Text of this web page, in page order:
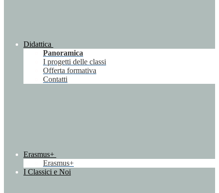
Didattica
Panoramica
I progetti delle classi
Offerta formativa
Contatti
Erasmus+
Erasmus+
I Classici e Noi